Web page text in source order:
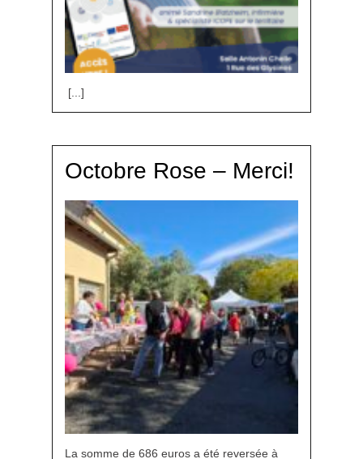
[...]
Octobre Rose – Merci!
La somme de 686 euros a été reversée à